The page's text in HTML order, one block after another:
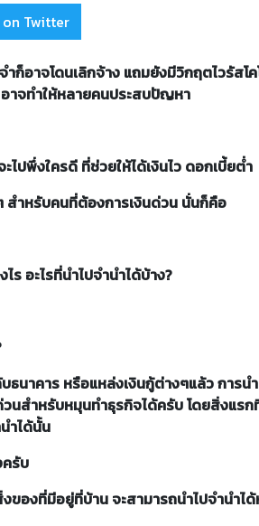
on Twitter
ก็อาจโดนเลิกจ้าง แถมยังมีวิกฤตไวรัสโ
าจทำให้หลายคนประสบปัญหา
ปพึ่งใครดี ที่ช่วยให้ได้เงินไว ดอกเบี้ยต่ำ
สำหรับคนที่ต้องการเงินด่วน นั่นก็คือ
อะไรที่นำไปจำนำได้บ้าง?
นาคาร หรือแหล่งเงินกู้ต่างๆแล้ว การ
นสำหรับหมุนทำธุรกิจได้ครับ โดยสิ่งแร
ำได้นั้น
รับ
งของที่มีอยู่ที่บ้าน จะสามารถนำไปจำนำ